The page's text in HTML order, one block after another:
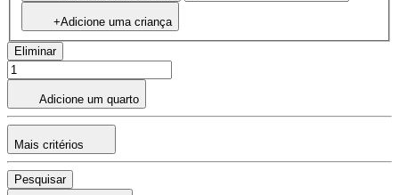
+Adicione uma criança
Eliminar
Adicione um quarto
Mais critérios
Pesquisar